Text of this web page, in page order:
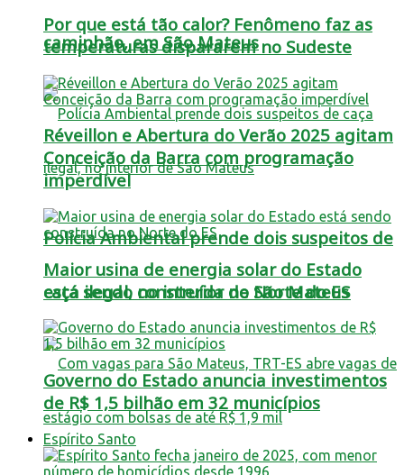
caminhão, em São Mateus
Polícia Ambiental prende dois suspeitos de
caça ilegal, no interior de São Mateus
Por que está tão calor? Fenômeno faz as
temperaturas dispararem no Sudeste
Réveillon e Abertura do Verão 2025 agitam
Conceição da Barra com programação
imperdível
Maior usina de energia solar do Estado
está sendo construída no Norte do ES
Governo do Estado anuncia investimentos
de R$ 1,5 bilhão em 32 municípios
Espírito Santo